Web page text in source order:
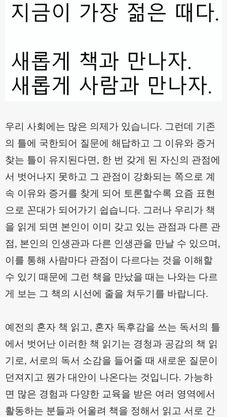
우리 사회에는 많은 의제가 있습니다. 그런데 기존
의 틀에 국한되어 질문에 해답하고 그 이유와 증거
찾는 틀이 유지된다면, 한 번 갖게 된 자신의 관점에
서 벗어나지 못하고 그 관점이 강화되는 쪽으로 계
속 이유와 증거를 찾게 되어 토론할수록 요즘 표현
으로 꼰대가 되어가기 쉽습니다. 그러나 우리가 책
을 읽게 되면 본인이 이미 갖고 있는 관점과 다른 관
점, 본인의 인생관과 다른 인생관을 만날 수 있으며 ,
이를 통해 사람마다 관점이 다르다는 것을 이해할
수 있기 때문에 그런 책을 만났을 때는 나와는 다르
게 보는 그 책의 시선에 줄을 쳐두기를 바랍니다.
예전의 혼자 책 읽고, 혼자 독후감을 쓰는 독서의 틀
에서 벗어난 이러한 책 읽기는 경청과 공감의 책 읽
기로, 서로의 독서 소감을 들어줄 때 새로운 질문이
던져지고 뭔가 대안이 나온다는 것입니다. 가능하
면 많은 경험과 다양한 교육을 받은 여러 영역에서
활동하는 분들과 어울려 책을 정해서 읽고 서로 간